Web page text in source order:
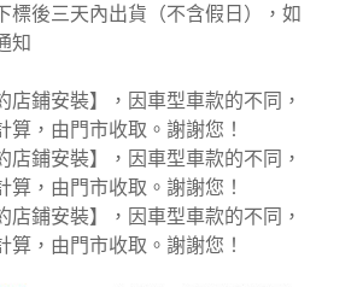
標後三天內出貨（不含假日），如
知
店鋪安裝】，因車型車款的不同，
算，由門市收取。謝謝您！
店鋪安裝】，因車型車款的不同，
算，由門市收取。謝謝您！
店鋪安裝】，因車型車款的不同，
算，由門市收取。謝謝您！